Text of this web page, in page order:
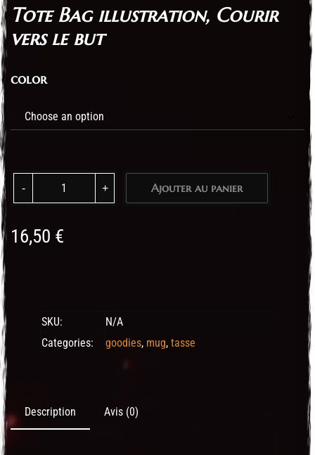
Tote Bag illustration, Courir
vers le but
color
Ajouter au panier
16,50 €
SKU:
N/A
Categories:
goodies, mug, tasse
Description Avis (0)